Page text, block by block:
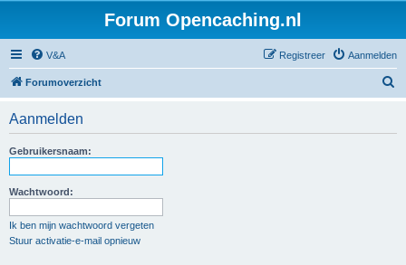
Forum Opencaching.nl
V&A Aanmelden
Registreer
Forumoverzicht
Aanmelden
Gebruikersnaam:
Wachtwoord:
Ik ben mijn wachtwoord vergeten
Stuur activatie-e-mail opnieuw